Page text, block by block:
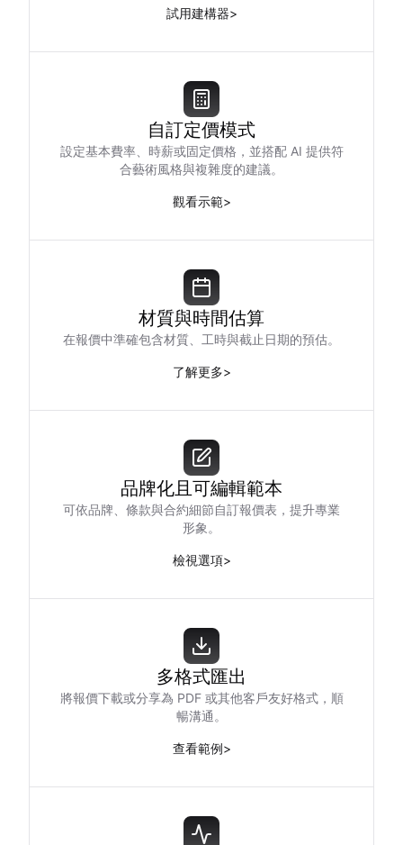
試用建構器>
自訂定價模式
設定基本費率、時薪或固定價格，並搭配 AI 提供符
合藝術風格與複雜度的建議。
觀看示範>
材質與時間估算
在報價中準確包含材質、工時與截止日期的預估。
了解更多>
品牌化且可編輯範本
可依品牌、條款與合約細節自訂報價表，提升專業
形象。
檢視選項>
多格式匯出
將報價下載或分享為 PDF 或其他客戶友好格式，順
暢溝通。
查看範例>